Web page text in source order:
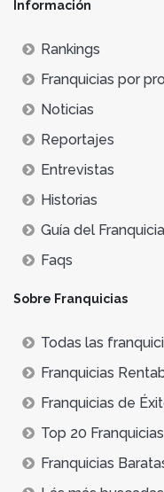
Información
Rankings
Franquicias por
Noticias
Reportajes
Entrevistas
Historias
Guía del
Faqs
Sobre Franquicias
Todas las
Franquicias
Franquicias de
Top 20 Franquicias
Franquicias